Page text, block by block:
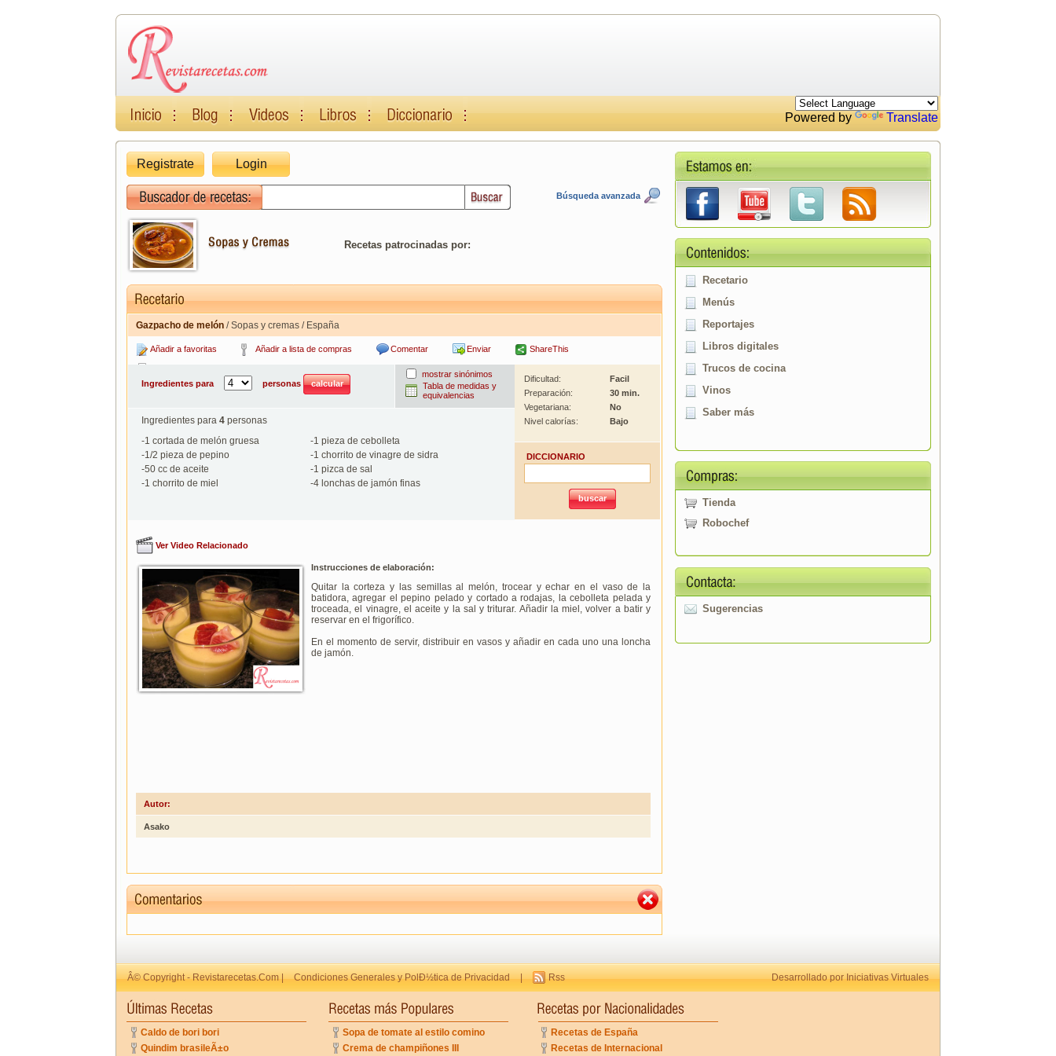
Powered by Translate
Registrate Login
Búsqueda avanzada
Recetas patrocinadas por:
Gazpacho de melón / Sopas y cremas / España
Añadir a favoritas Añadir a lista de compras Comentar Enviar ShareThis
Ingredientes para
personas
mostrar sinónimos
Tabla de medidas y
equivalencias
Ingredientes para 4 personas
-1 cortada de melón gruesa -1 pieza de cebolleta
-1/2 pieza de pepino -1 chorrito de vinagre de sidra
-50 cc de aceite -1 pizca de sal
-1 chorrito de miel -4 lonchas de jamón finas
Dificultad:
Facil
Preparación:
30 min.
Vegetariana:
No
Nivel calorías:
Bajo
DICCIONARIO
Ver Video Relacionado
Instrucciones de elaboración:
Quitar la corteza y las semillas al melón, trocear y echar en el vaso de la
batidora, agregar el pepino pelado y cortado a rodajas, la cebolleta pelada y
troceada, el vinagre, el aceite y la sal y triturar. Añadir la miel, volver a batir y
reservar en el frigorífico.
En el momento de servir, distribuir en vasos y añadir en cada uno una loncha
de jamón.
Autor:
Asako
Recetario
Menús
Reportajes
Libros digitales
Trucos de cocina
Vinos
Saber más
Tienda
Robochef
Sugerencias
Â© Copyright - Revistarecetas.Com | Condiciones Generales y PolÐ½tica de Privacidad | Rss Desarrollado por Iniciativas Virtuales
Caldo de bori bori
Quindim brasileÃ±o
Sopa de tomate al estilo comino
Crema de champiñones III
Recetas de España
Recetas de Internacional